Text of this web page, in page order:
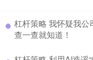
杠杆策略 我怀疑我
查一查就知道！